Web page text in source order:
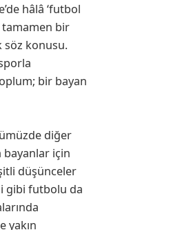
hâlâ ‘futbol
tamamen bir
konusu.
bir bayan
diğer
bayanlar için
düşünceler
gibi futbolu da
yakın